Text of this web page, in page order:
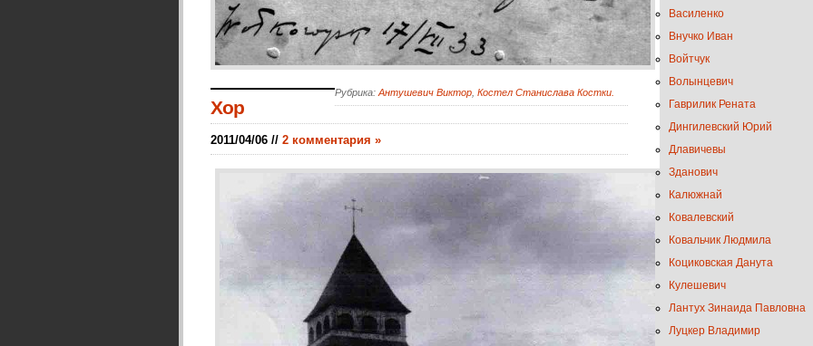
Рубрика: Антушевич Виктор Костел Станислава Костки.
Хор
2011/04/06 // 2 комментария »
Василенко
Внучко Иван
Войтчук
Волынцевич
Гаврилик Рената
Дингилевский Юрий
Длавичевы
Зданович
Калюжнай
Ковалевский
Ковальчик Людмила
Коциковская Данута
Кулешевич
Лантух Зинаида Павловна
Луцкер Владимир